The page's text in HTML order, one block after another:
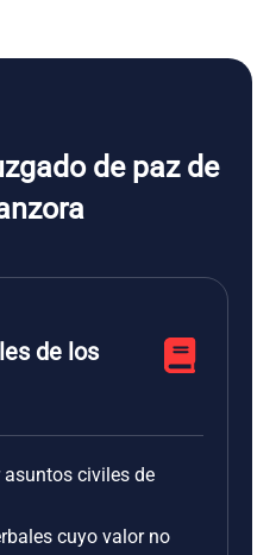
de paz de
de los
asuntos civiles de
cuyo valor no